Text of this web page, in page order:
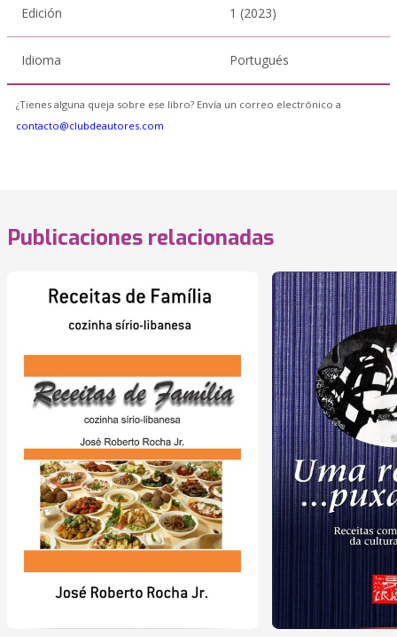
Edición 1 (2023)
Idioma Portugués
¿Tienes alguna queja sobre ese libro? Envía un correo electrónico a
contacto@clubdeautores.com
Publicaciones relacionadas